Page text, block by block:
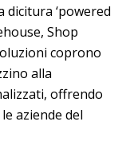
dicitura ‘powered
Shop
coprono
alla
offrendo
aziende del